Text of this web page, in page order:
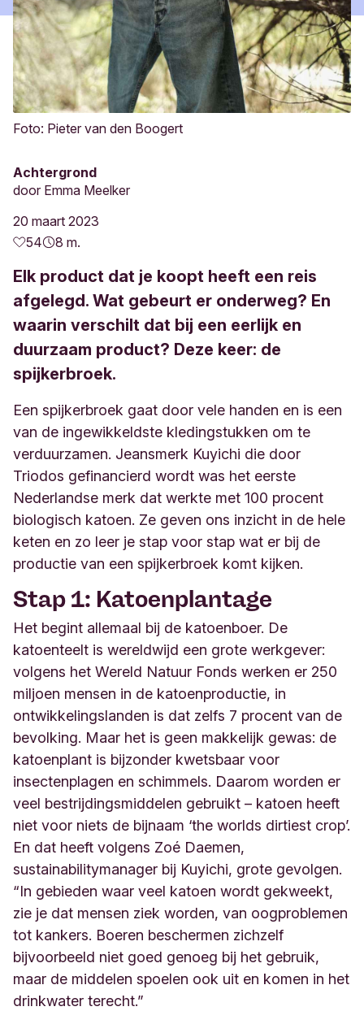
Foto: Pieter van den Boogert
Achtergrond
door Emma Meelker
20 maart 2023
54
8 m.
Elk product dat je koopt heeft een reis
afgelegd. Wat gebeurt er onderweg? En
waarin verschilt dat bij een eerlijk en
duurzaam product? Deze keer: de
spijkerbroek.
Een spijkerbroek gaat door vele handen en is een
van de ingewikkeldste kledingstukken om te
verduurzamen. Jeansmerk Kuyichi die door
Triodos gefinancierd wordt was het eerste
Nederlandse merk dat werkte met 100 procent
biologisch katoen. Ze geven ons inzicht in de hele
keten en zo leer je stap voor stap wat er bij de
productie van een spijkerbroek komt kijken.
Stap 1: Katoenplantage
Het begint allemaal bij de katoenboer. De
katoenteelt is wereldwijd een grote werkgever:
volgens het Wereld Natuur Fonds werken er 250
miljoen mensen in de katoenproductie, in
ontwikkelingslanden is dat zelfs 7 procent van de
bevolking. Maar het is geen makkelijk gewas: de
katoenplant is bijzonder kwetsbaar voor
insectenplagen en schimmels. Daarom worden er
veel bestrijdingsmiddelen gebruikt – katoen heeft
niet voor niets de bijnaam ‘the worlds dirtiest crop’.
En dat heeft volgens Zoé Daemen,
sustainabilitymanager bij Kuyichi, grote gevolgen.
“In gebieden waar veel katoen wordt gekweekt,
zie je dat mensen ziek worden, van oogproblemen
tot kankers. Boeren beschermen zichzelf
bijvoorbeeld niet goed genoeg bij het gebruik,
maar de middelen spoelen ook uit en komen in het
drinkwater terecht.”